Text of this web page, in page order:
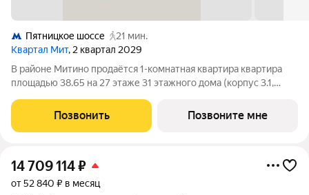
Пятницкое шоссе
21 мин.
Квартал Мит, 2 квартал 2029
В районе Митино продаётся 1-комнатная квартира квартира
площадью 38.65 на 27 этаже 31 этажного дома (корпус 3.1,
расположение 20 минут пешком до станции метро
«Пятницкое шоссе». 8 минут на автомобиле
Позвонить Позвоните мне
14 709 114₽
от 52 840 ₽ в месяц